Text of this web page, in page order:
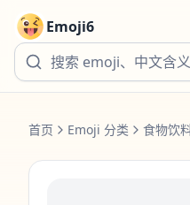
Emoji6
首页 Emoji 分类 食物饮